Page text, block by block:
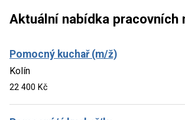
Aktuální nabídka pracovních
Pomocný kuchař (m/ž)
Kolín
22 400 Kč